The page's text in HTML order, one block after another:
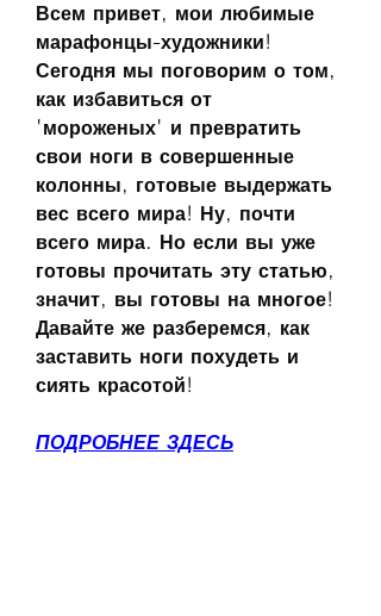
Всем привет, мои любимые
марафонцы-художники!
Сегодня мы поговорим о том,
как избавиться от
'мороженых' и превратить
свои ноги в совершенные
колонны, готовые выдержать
вес всего мира! Ну, почти
всего мира. Но если вы уже
готовы прочитать эту статью,
значит, вы готовы на многое!
Давайте же разберемся, как
заставить ноги похудеть и
сиять красотой!
ПОДРОБНЕЕ ЗДЕСЬ